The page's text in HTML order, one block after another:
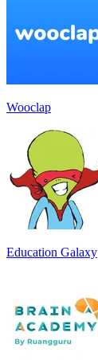
Wooclap
Education Galaxy